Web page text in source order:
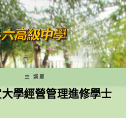
選單
學經營管理進修學士